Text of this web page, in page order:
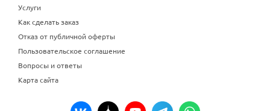
Услуги
Как сделать заказ
Отказ от публичной оферты
Пользовательское соглашение
Вопросы и ответы
Карта сайта